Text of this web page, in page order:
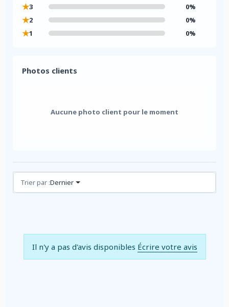
★3 0%
★2 0%
★1 0%
Photos clients
Aucune photo client pour le moment
Avis (0)
Trier par :Dernier
Il n'y a pas d'avis disponibles Écrire votre avis